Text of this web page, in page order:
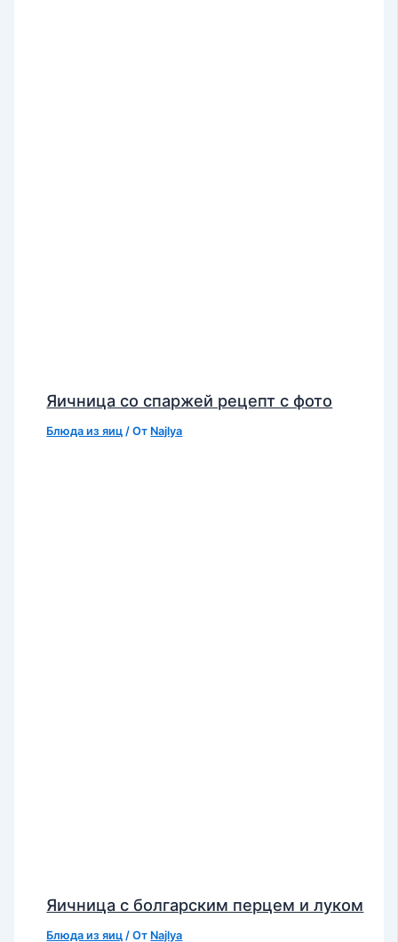
Яичница со спаржей рецепт с фото
Блюда из яиц / От Najlya
Яичница с болгарским перцем и луком
Блюда из яиц / От Najlya